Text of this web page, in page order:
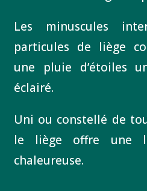
Les minuscules
particules de liège
une pluie d’étoiles
éclairé.
Uni ou constellé de
le liège offre une
chaleureuse.